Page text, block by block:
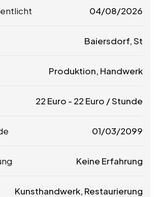
04/08/2026
Baiersdorf, St
Produktion, Handwerk
22 Euro - 22 Euro / Stunde
01/03/2099
Keine Erfahrung
Kunsthandwerk, Restaurierung